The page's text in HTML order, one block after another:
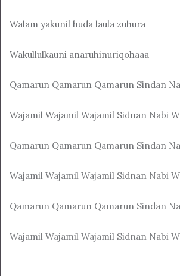
Walam yakunil huda laula zuhura
Wakullulkauni anaruhinuriqohaaa
Qamarun Qamarun Qamarun Sindan
Wajamil Wajamil Wajamil Sidnan Nabi
Qamarun Qamarun Qamarun Sindan
Wajamil Wajamil Wajamil Sidnan Nabi
Qamarun Qamarun Qamarun Sindan
Wajamil Wajamil Wajamil Sidnan Nabi